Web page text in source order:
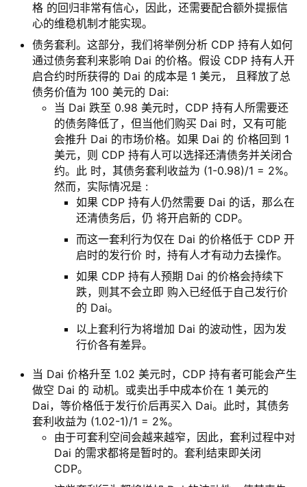
格 的回归非常有信心，因此，还需要配合额外提振信
心的维稳机制才能实现。
债务套利。这部分，我们将举例分析 CDP 持有人如何
通过债务套利来影响 Dai 的价格。假设 CDP 持有人开
启合约时所获得的 Dai 的成本是 1 美元， 且释放了总
债务价值为 100 美元的 Dai:
当 Dai 跌至 0.98 美元时，CDP 持有人所需要还
的债务降低了，但当他们购买 Dai 时，又有可能
会推升 Dai 的市场价格。如果 Dai 的 价格回到 1
美元，则 CDP 持有人可以选择还清债务并关闭合
约。此 时，其债务套利收益为 (1-0.98)/1 = 2%。
然而，实际情况是 :
如果 CDP 持有人仍然需要 Dai 的话，那么在
还清债务后，仍 将开启新的 CDP。
而这一套利行为仅在 Dai 的价格低于 CDP 开
启时的发行价 时，持有人才有动力去操作。
如果 CDP 持有人预期 Dai 的价格会持续下
跌，则其不会立即 购入已经低于自己发行价
的 Dai。
以上套利行为将增加 Dai 的波动性，因为发
行价各有差异。
当 Dai 价格升至 1.02 美元时，CDP 持有者可能会产生
做空 Dai 的 动机。或卖出手中成本价在 1 美元的
Dai，等价格低于发行价后再买入 Dai。此时，其债务
套利收益为 (1.02-1)/1 = 2%。
由于可套利空间会越来越窄，因此，套利过程中对
Dai 的需求都将是暂时的。套利结束即关闭
CDP。